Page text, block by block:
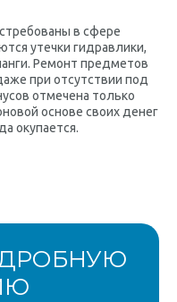
в сфере
утечки гидравлики,
Ремонт предметов
при отсутствии под
отмечена только
основе своих денег
окупается.